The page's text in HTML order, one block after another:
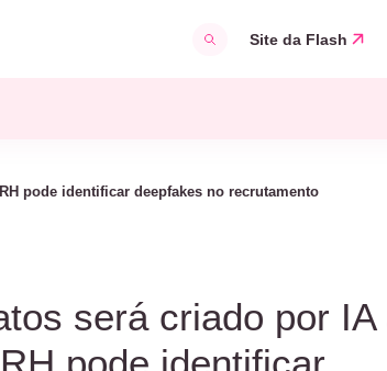
Site da Flash
pode identificar deepfakes no recrutamento
será criado por IA